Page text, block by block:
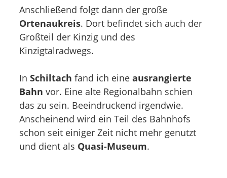
Anschließend folgt dann der große
Ortenaukreis. Dort befindet sich auch der
Großteil der Kinzig und des
Kinzigtalradwegs.
In Schiltach fand ich eine ausrangierte
Bahn vor. Eine alte Regionalbahn schien
das zu sein. Beeindruckend irgendwie.
Anscheinend wird ein Teil des Bahnhofs
schon seit einiger Zeit nicht mehr genutzt
und dient als Quasi-Museum.